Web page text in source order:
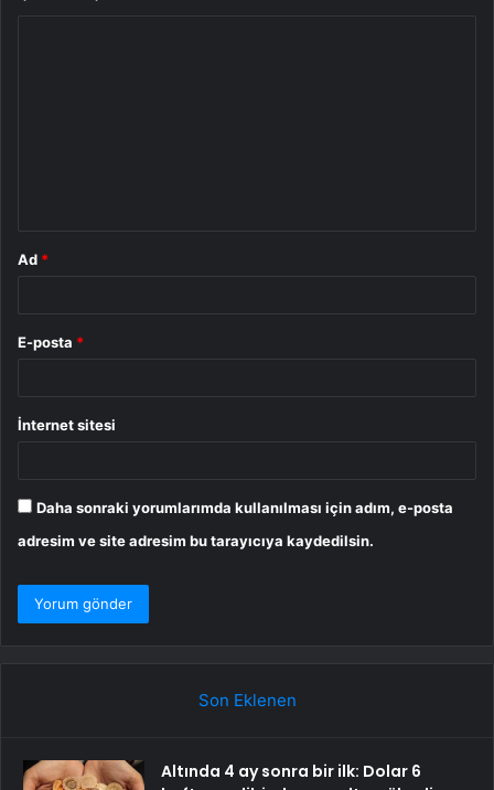
Ad *
E-posta *
İnternet sitesi
Daha sonraki yorumlarımda kullanılması için adım, e-posta
adresim ve site adresim bu tarayıcıya kaydedilsin.
Son Eklenen
Altında 4 ay sonra bir ilk: Dolar 6